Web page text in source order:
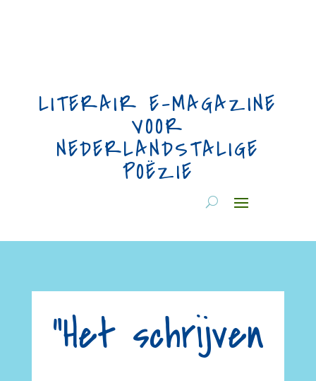
LITERAIR E-MAGAZINE
VOOR
NEDERLANDSTALIGE
POËZIE
“Het schrijven